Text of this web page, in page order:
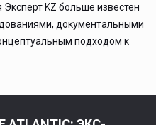
KZ больше известен
документальными
подходом к